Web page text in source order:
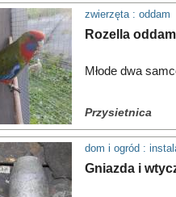
zwierzęta : oddam
Rozella oddam
Młode dwa
Przysietnica
dom i ogród :
Gniazda i